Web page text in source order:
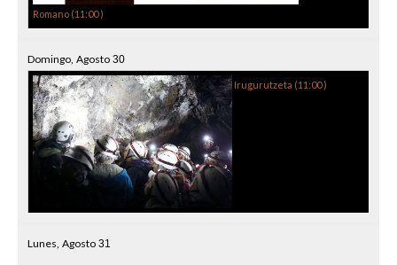
Romano (11:00)
Domingo, Agosto 30
Irugurutzeta (11:00)
Lunes, Agosto 31